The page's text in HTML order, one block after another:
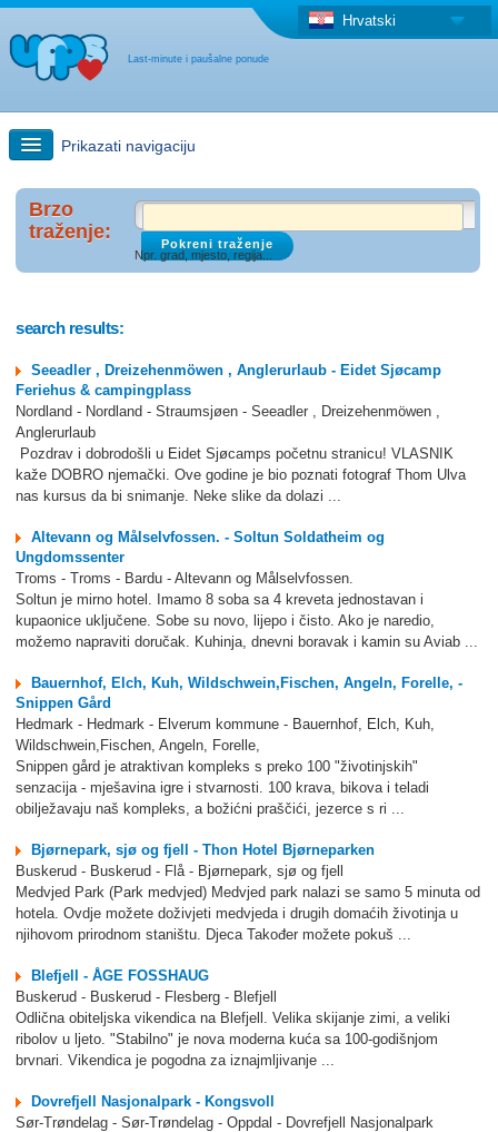
Last-minute i paušalne ponude
Hrvatski
Prikazati navigaciju
Brzo traženje
Putovanja: Pretraga na zemljovidu
"Last Minute"ponuda + Paušalna ponuda
Druga država
Brzo
traženje:
Npr. grad, mjesto, regija...
search results:
Seeadler , Dreizehenmöwen , Anglerurlaub - Eidet Sjøcamp
Feriehus & campingplass
Nordland - Nordland - Straumsjøen - Seeadler , Dreizehenmöwen ,
Anglerurlaub
Pozdrav i dobrodošli u Eidet Sjøcamps početnu stranicu! VLASNIK
kaže DOBRO njemački. Ove godine je bio poznati fotograf Thom Ulva
nas kursus da bi snimanje. Neke slike da dolazi ...
Altevann og Målselvfossen. - Soltun Soldatheim og
Ungdomssenter
Troms - Troms - Bardu - Altevann og Målselvfossen.
Soltun je mirno hotel. Imamo 8 soba sa 4 kreveta jednostavan i
kupaonice uključene. Sobe su novo, lijepo i čisto. Ako je naredio,
možemo napraviti doručak. Kuhinja, dnevni boravak i kamin su Aviab ...
Bauernhof, Elch, Kuh, Wildschwein,Fischen, Angeln, Forelle, -
Snippen Gård
Hedmark - Hedmark - Elverum kommune - Bauernhof, Elch, Kuh,
Wildschwein,Fischen, Angeln, Forelle,
Snippen gård je atraktivan kompleks s preko 100 "životinjskih"
senzacija - mješavina igre i stvarnosti. 100 krava, bikova i teladi
obilježavaju naš kompleks, a božićni praščići, jezerce s ri ...
Bjørnepark, sjø og fjell - Thon Hotel Bjørneparken
Buskerud - Buskerud - Flå - Bjørnepark, sjø og fjell
Medvjed Park (Park medvjed) Medvjed park nalazi se samo 5 minuta od
hotela. Ovdje možete doživjeti medvjeda i drugih domaćih životinja u
njihovom prirodnom staništu. Djeca Također možete pokuš ...
Blefjell - ÅGE FOSSHAUG
Buskerud - Buskerud - Flesberg - Blefjell
Odlična obiteljska vikendica na Blefjell. Velika skijanje zimi, a veliki
ribolov u ljeto. "Stabilno" je nova moderna kuća sa 100-godišnjom
brvnari. Vikendica je pogodna za iznajmljivanje ...
Dovrefjell Nasjonalpark - Kongsvoll
Sør-Trøndelag - Sør-Trøndelag - Oppdal - Dovrefjell Nasjonalpark